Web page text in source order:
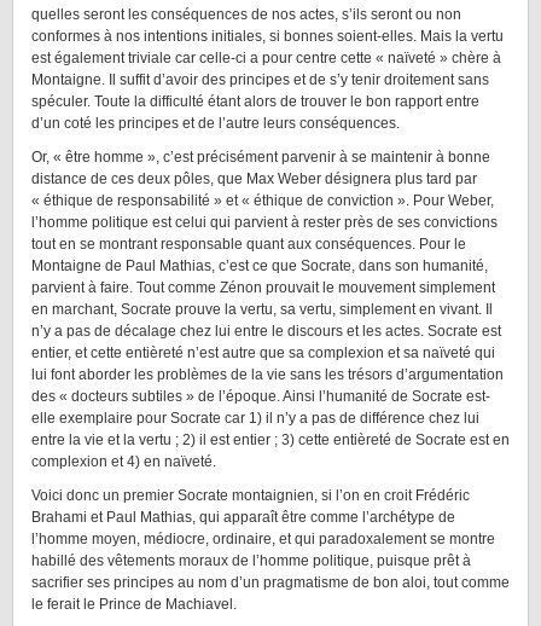
quelles seront les conséquences de nos actes, s’ils seront ou non
conformes à nos intentions initiales, si bonnes soient-elles. Mais la vertu
est également triviale car celle-ci a pour centre cette « naïveté » chère à
Montaigne. Il suffit d’avoir des principes et de s’y tenir droitement sans
spéculer. Toute la difficulté étant alors de trouver le bon rapport entre
d’un coté les principes et de l’autre leurs conséquences.
Or, « être homme », c’est précisément parvenir à se maintenir à bonne
distance de ces deux pôles, que Max Weber désignera plus tard par
« éthique de responsabilité » et « éthique de conviction ». Pour Weber,
l’homme politique est celui qui parvient à rester près de ses convictions
tout en se montrant responsable quant aux conséquences. Pour le
Montaigne de Paul Mathias, c’est ce que Socrate, dans son humanité,
parvient à faire. Tout comme Zénon prouvait le mouvement simplement
en marchant, Socrate prouve la vertu, sa vertu, simplement en vivant. Il
n’y a pas de décalage chez lui entre le discours et les actes. Socrate est
entier, et cette entièreté n’est autre que sa complexion et sa naïveté qui
lui font aborder les problèmes de la vie sans les trésors d’argumentation
des « docteurs subtiles » de l’époque. Ainsi l’humanité de Socrate est-
elle exemplaire pour Socrate car 1) il n’y a pas de différence chez lui
entre la vie et la vertu ; 2) il est entier ; 3) cette entièreté de Socrate est en
complexion et 4) en naïveté.
Voici donc un premier Socrate montaignien, si l’on en croit Frédéric
Brahami et Paul Mathias, qui apparaît être comme l’archétype de
l’homme moyen, médiocre, ordinaire, et qui paradoxalement se montre
habillé des vêtements moraux de l’homme politique, puisque prêt à
sacrifier ses principes au nom d’un pragmatisme de bon aloi, tout comme
le ferait le Prince de Machiavel.